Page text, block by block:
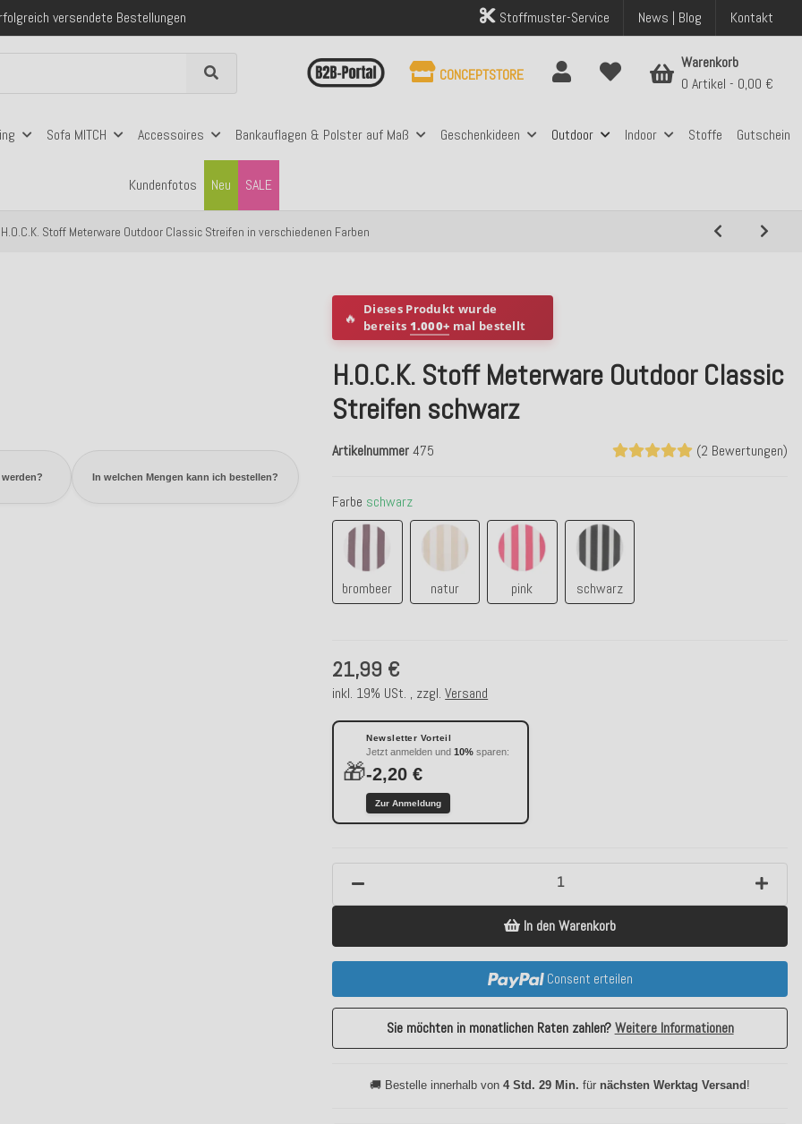
Klarna, PayPal & Amazon Pay
Deutschlands ab 99€ Bestellwert
Stoffmuster-Service News | Blog Kontakt
Sofa MITCH Accessoires Bankauflagen & Polster auf Maß Geschenkideen Outdoor Indoor Stoffe Gutschein
Kundenfotos SALE
Neu
CONCEPTSTORE
Warenkorb
0 Artikel
0,00 €
H.O.C.K. Stoff Meterware Outdoor Classic Streifen in verschiedenen Farben
In welchen Mengen kann ich bestellen?
🔥 Dieses Produkt wurde
bereits 1.000+ mal bestellt
H.O.C.K. Stoff Meterware Outdoor Classic
Streifen schwarz
(2 Bewertungen)
Artikelnummer475
Farbe schwarz
brombeer
brombeer
natur
natur
pink
pink
schwarz
schwarz
21,99 €
inkl. 19% USt. , zzgl.Versand
🎁
Newsletter Vorteil
Jetzt anmelden und10% sparen:
-2,20 €
Zur Anmeldung
In den Warenkorb
Consent erteilen
Sie möchten in monatlichen Raten zahlen?Weitere Informationen
🚚 Bestelle innerhalb von4 Std. 29 Min. für nächsten Werktag Versand !